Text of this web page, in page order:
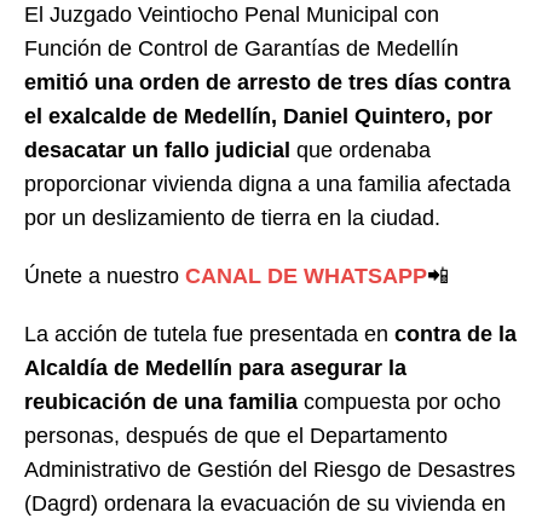
El Juzgado Veintiocho Penal Municipal con
Función de Control de Garantías de Medellín
emitió una orden de arresto de tres días contra
el exalcalde de Medellín, Daniel Quintero, por
desacatar un fallo judicial que ordenaba
proporcionar vivienda digna a una familia afectada
por un deslizamiento de tierra en la ciudad.
Únete a nuestro CANAL DE WHATSAPP📲
La acción de tutela fue presentada en contra de la
Alcaldía de Medellín para asegurar la
reubicación de una familia compuesta por ocho
personas, después de que el Departamento
Administrativo de Gestión del Riesgo de Desastres
(Dagrd) ordenara la evacuación de su vivienda en